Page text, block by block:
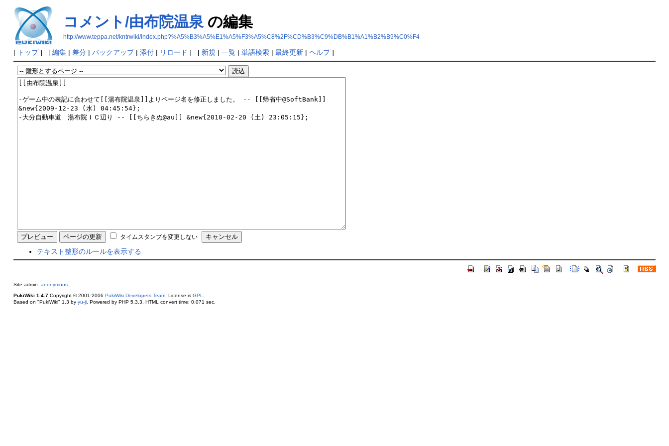
コメント/由布院温泉 の編集
http://www.teppa.net/kntrwiki/index.php?%A5%B3%A5%E1%A5%F3%A5%C8%2F%CD%B3%C9%DB%B1%A1%B2%B9%C0%F4
[ トップ] [ 編集| 差分| バックアップ| 添付| リロード ] [ 新規 | 一覧| 単語検索| 最終更新| ヘルプ]
タイムスタンプを変更しない
テキスト整形のルールを表示する
Site admin: anonymous
PukiWiki 1.4.7Copyright © 2001-2006 PukiWiki Developers Team. License is GPL
Based on "PukiWiki" 1.3 by yu-ji. Powered by PHP 5.3.3. HTML convert time: 0.071 sec.